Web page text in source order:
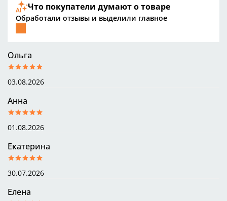
Что покупатели думают о товаре
Обработали отзывы и выделили главное
Ольга
03.08.2026
Анна
01.08.2026
Екатерина
30.07.2026
Елена